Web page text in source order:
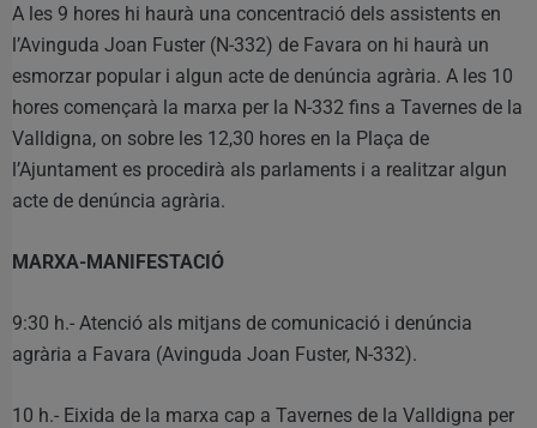
A les 9 hores hi haurà una concentració dels assistents en
l’Avinguda Joan Fuster (N-332) de Favara on hi haurà un
esmorzar popular i algun acte de denúncia agrària. A les 10
hores començarà la marxa per la N-332 fins a Tavernes de la
Valldigna, on sobre les 12,30 hores en la Plaça de
l’Ajuntament es procedirà als parlaments i a realitzar algun
acte de denúncia agrària.
MARXA-MANIFESTACIÓ
9:30 h.- Atenció als mitjans de comunicació i denúncia
agrària a Favara (Avinguda Joan Fuster, N-332).
10 h.- Eixida de la marxa cap a Tavernes de la Valldigna per